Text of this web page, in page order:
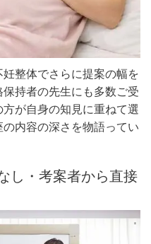
整体でさらに提案の幅を
持者の先生にも多数ご受
が自身の知見に重ねて選
内容の深さを物語ってい
し・考案者から直接